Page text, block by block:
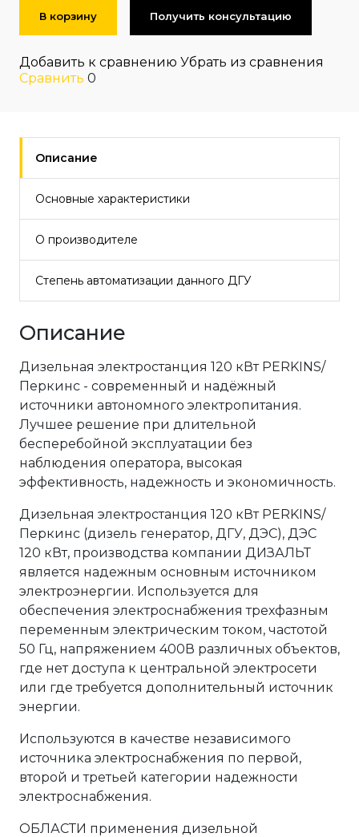
В корзину Получить консультацию
Добавить к сравнению Убрать из сравнения
Сравнить 0
Описание
Основные характеристики
О производителе
Степень автоматизации данного ДГУ
Описание
Дизельная электростанция 120 кВт PERKINS/
Перкинс - современный и надёжный
источники автономного электропитания.
Лучшее решение при длительной
бесперебойной эксплуатации без
наблюдения оператора, высокая
эффективность, надежность и экономичность.
Дизельная электростанция 120 кВт PERKINS/
Перкинс (дизель генератор, ДГУ, ДЭС), ДЭС
120 кВт, производства компании ДИЗАЛЬТ
является надежным основным источником
электроэнергии. Используется для
обеспечения электроснабжения трехфазным
переменным электрическим током, частотой
50 Гц, напряжением 400В различных объектов,
где нет доступа к центральной электросети
или где требуется дополнительный источник
энергии.
Используются в качестве независимого
источника электроснабжения по первой,
второй и третьей категории надежности
электроснабжения.
ОБЛАСТИ применения дизельной